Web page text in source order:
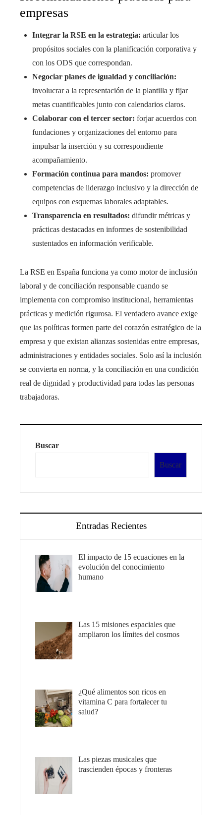
empresas
Integrar la RSE en la estrategia: articular los
propósitos sociales con la planificación corporativa y
con los ODS que correspondan.
Negociar planes de igualdad y conciliación:
involucrar a la representación de la plantilla y fijar
metas cuantificables junto con calendarios claros.
Colaborar con el tercer sector: forjar acuerdos con
fundaciones y organizaciones del entorno para
impulsar la inserción y su correspondiente
acompañamiento.
Formación continua para mandos: promover
competencias de liderazgo inclusivo y la dirección de
equipos con esquemas laborales adaptables.
Transparencia en resultados: difundir métricas y
prácticas destacadas en informes de sostenibilidad
sustentados en información verificable.
La RSE en España funciona ya como motor de inclusión
laboral y de conciliación responsable cuando se
implementa con compromiso institucional, herramientas
prácticas y medición rigurosa. El verdadero avance exige
que las políticas formen parte del corazón estratégico de la
empresa y que existan alianzas sostenidas entre empresas,
administraciones y entidades sociales. Solo así la inclusión
se convierta en norma, y la conciliación en una condición
real de dignidad y productividad para todas las personas
trabajadoras.
Buscar
Buscar
Entradas Recientes
El impacto de 15 ecuaciones en la
evolución del conocimiento
humano
Las 15 misiones espaciales que
ampliaron los límites del cosmos
¿Qué alimentos son ricos en
vitamina C para fortalecer tu
salud?
Las piezas musicales que
trascienden épocas y fronteras